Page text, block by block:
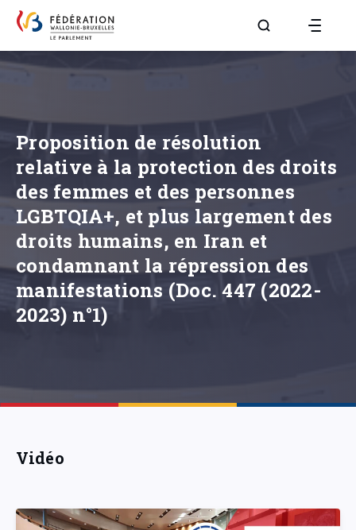
Aller à la page
Proposition de résolution
relative à la protection des droits
des femmes et des personnes
LGBTQIA+, et plus largement des
droits humains, en Iran et
condamnant la répression des
manifestations (Doc. 447 (2022-
2023) n°1)
Vidéo